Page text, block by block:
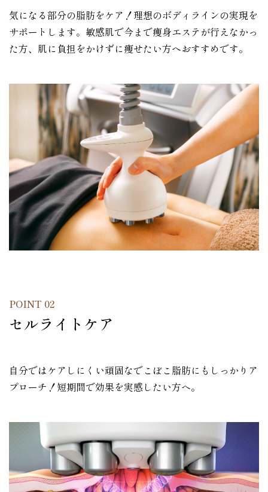
気になる部分の脂肪をケア！理想のボディラインの実現を
サポートします。敏感肌で今まで痩身エステが行えなかっ
た方、肌に負担をかけずに痩せたい方へおすすめです。
POINT 02
セルライトケア
自分ではケアしにくい頑固なでこぼこ脂肪にもしっかりア
プローチ！短期間で効果を実感したい方へ。